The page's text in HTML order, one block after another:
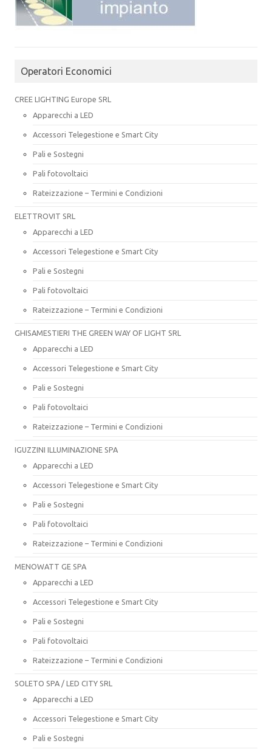
Operatori Economici
CREE LIGHTING Europe SRL
Apparecchi a LED
Accessori Telegestione e Smart City
Pali e Sostegni
Pali fotovoltaici
Rateizzazione – Termini e Condizioni
ELETTROVIT SRL
Apparecchi a LED
Accessori Telegestione e Smart City
Pali e Sostegni
Pali fotovoltaici
Rateizzazione – Termini e Condizioni
GHISAMESTIERI THE GREEN WAY OF LIGHT SRL
Apparecchi a LED
Accessori Telegestione e Smart City
Pali e Sostegni
Pali fotovoltaici
Rateizzazione – Termini e Condizioni
IGUZZINI ILLUMINAZIONE SPA
Apparecchi a LED
Accessori Telegestione e Smart City
Pali e Sostegni
Pali fotovoltaici
Rateizzazione – Termini e Condizioni
MENOWATT GE SPA
Apparecchi a LED
Accessori Telegestione e Smart City
Pali e Sostegni
Pali fotovoltaici
Rateizzazione – Termini e Condizioni
SOLETO SPA / LED CITY SRL
Apparecchi a LED
Accessori Telegestione e Smart City
Pali e Sostegni